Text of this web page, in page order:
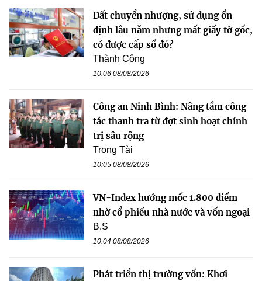
Đất chuyển nhượng, sử dụng ổn
định lâu năm nhưng mất giấy tờ gốc,
có được cấp sổ đỏ?
Thành Công
10:06 08/08/2026
Công an Ninh Bình: Nâng tầm công
tác thanh tra từ đợt sinh hoạt chính
trị sâu rộng
Trọng Tài
10:05 08/08/2026
VN-Index hướng mốc 1.800 điểm
nhờ cổ phiếu nhà nước và vốn ngoại
B.S
10:04 08/08/2026
Phát triển thị trường vốn: Khơi